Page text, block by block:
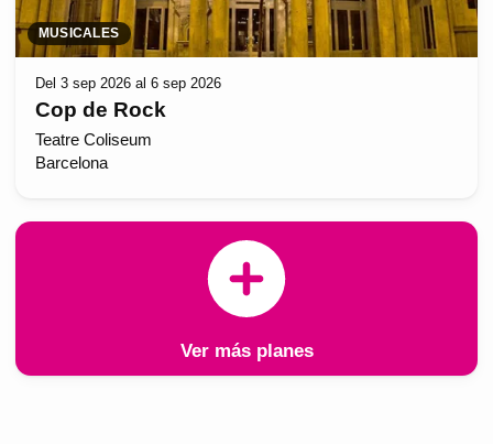
MUSICALES
Del 3 sep 2026 al 6 sep 2026
Cop de Rock
Teatre Coliseum
Barcelona
Ver más planes